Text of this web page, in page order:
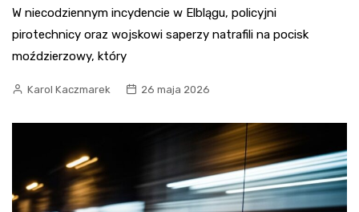
W niecodziennym incydencie w Elblągu, policyjni
pirotechnicy oraz wojskowi saperzy natrafili na pocisk
moździerzowy, który
Karol Kaczmarek 26 maja 2026